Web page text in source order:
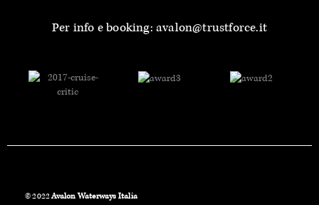
Per info e booking: avalon@trustforce.it
© 2022Avalon Waterways Italia